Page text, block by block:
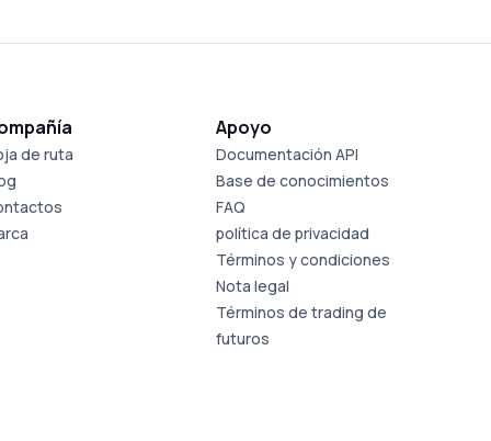
de ruta
Apoyo
Documentación API
Base de conocimientos
FAQ
política de privacidad
Términos y condiciones
Nota legal
Términos de trading de
futuros